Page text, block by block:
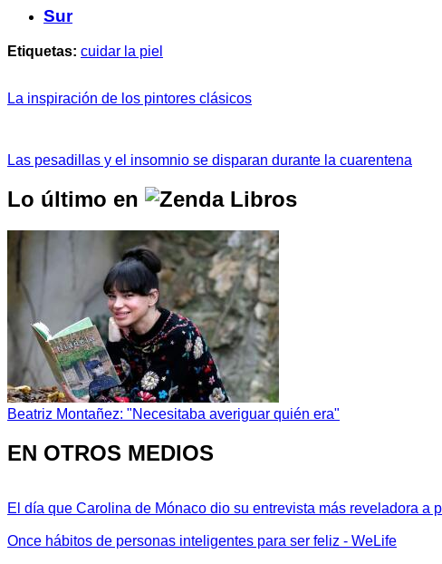
Sur
Etiquetas: cuidar la piel
La inspiración de los pintores clásicos
Las pesadillas y el insomnio se disparan durante la cuarentena
Lo último en
Beatriz Montañez: "Necesitaba averiguar quién era"
EN OTROS MEDIOS
El día que Carolina de Mónaco dio su entrevista más reveladora a
Once hábitos de personas inteligentes para ser feliz - WeLife